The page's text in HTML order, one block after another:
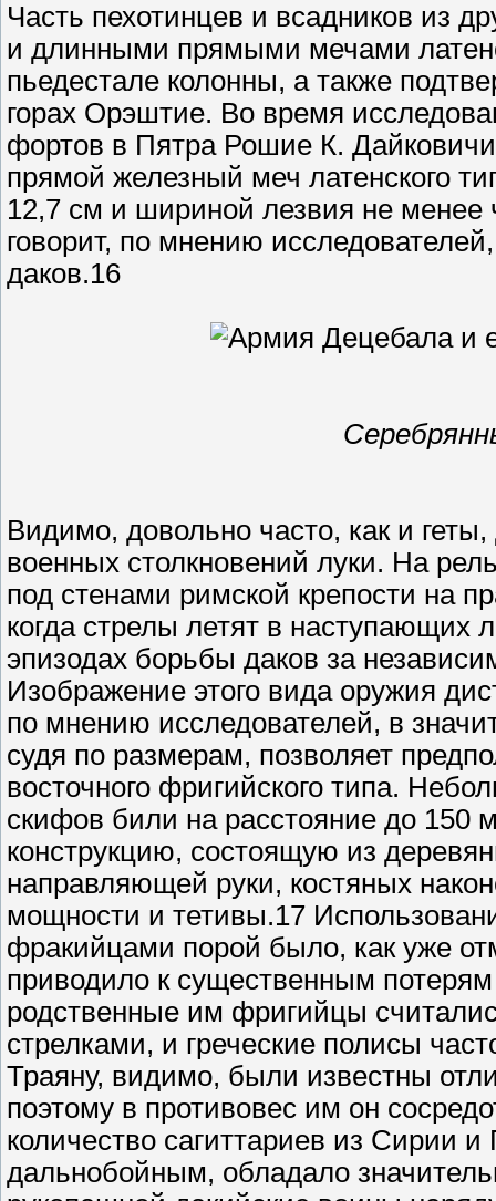
Часть пехотинцев и всадников из
и длинными прямыми мечами
пьедестале колонны, а также
горах Орэштие. Во время
фортов в Пятра Рошие К.
прямой железный меч латенского
12,7 см и шириной лезвия не
говорит, по мнению
даков.16
Видимо, довольно часто, как и
военных столкновений луки. На
под стенами римской крепости на
когда стрелы летят в наступающих
эпизодах борьбы даков за
Изображение этого вида оружия
по мнению исследователей, в
судя по размерам, позволяет
восточного фригийского типа.
скифов били на расстояние до 150
конструкцию, состоящую из
направляющей руки, костяных
мощности и тетивы.17
фракийцами порой было, как уже
приводило к существенным
родственные им фригийцы
стрелками, и греческие полисы
Траяну, видимо, были известны
поэтому в противовес им он
количество сагиттариев из Сирии
дальнобойным, обладало